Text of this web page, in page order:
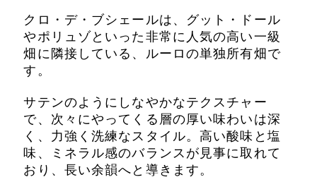
クロ・デ・ブシェールは、グット・ドール
やポリュゾといった非常に人気の高い一級
畑に隣接している、ルーロの単独所有畑で
す。
サテンのようにしなやかなテクスチャー
で、次々にやってくる層の厚い味わいは深
く、力強く洗練なスタイル。高い酸味と塩
味、ミネラル感のバランスが見事に取れて
おり、長い余韻へと導きます。